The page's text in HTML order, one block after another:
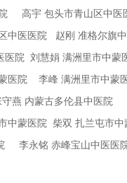
院 高宇 包头市青山区中医
中医医院 赵刚 准格尔
医院刘慧娟 满洲里市中蒙
蒙医院李峰 满洲里市中
守燕 内蒙古多伦县中医院
中蒙医院 柴双 扎兰屯市
院李永铭 赤峰宝山中医医